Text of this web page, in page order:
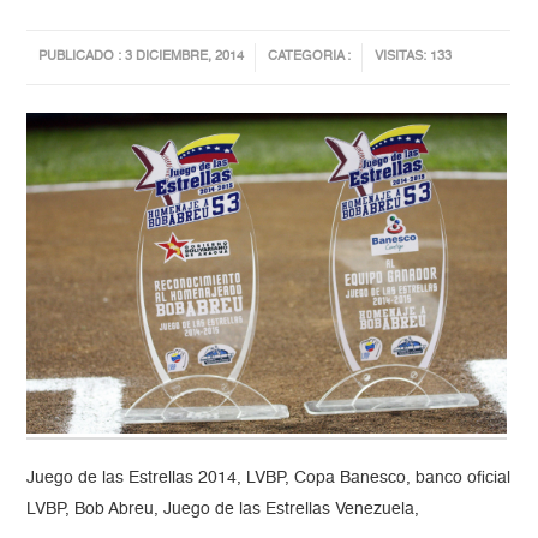
PUBLICADO : 3 DICIEMBRE, 2014 CATEGORIA : VISITAS: 133
Juego de las Estrellas 2014, LVBP, Copa Banesco, banco oficial
LVBP, Bob Abreu, Juego de las Estrellas Venezuela,